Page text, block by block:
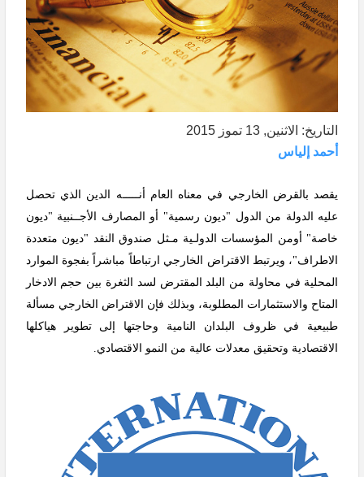
التاريخ: الاثنين, 13 تموز 2015
أحمد إلياس
يقصد بالقرض الخارجي في معناه العام أنـــــه الدين الذي تحصل
عليه الدولة من الدول "ديون رسمية" أو المصارف الأجــنبية "ديون
خاصة" أومن المؤسسات الدولـية مـثل صندوق النقد "ديون متعددة
الاطراف"، ويرتبط الاقتراض الخارجي ارتباطاً مباشراً بفجوة الموارد
المحلية في محاولة من البلد المقترض لسد الثغرة بين حجم الادخار
المتاح والاستثمارات المطلوبة، وبذلك فإن الاقتراض الخارجي مسألة
طبيعية في ظروف البلدان النامية وحاجتها إلى تطوير هياكلها
الاقتصادية وتحقيق معدلات عالية من النمو الاقتصادي.